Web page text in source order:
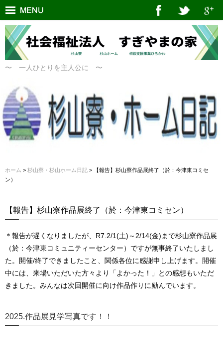
〜 一人ひとりを主人公に 〜
ホーム > 杉山寮・杉山ホーム日記 > 【報告】杉山寮作品展終了（於：今津東コミセ
ン）
【報告】杉山寮作品展終了（於：今津東コミセン）
＊報告が遅くなりましたが、R7.2/1(土)～2/14(金)まで杉山寮作品展
（於：今津東コミュニティーセンター）ですが無事終了いたしまし
た。開催/終了できましたこと、関係各位に感謝申し上げます。開催
中には、来場いただいた方々より「よかった！」との感想もいただ
きました。みんなは次回開催に向け作品作りに励んでいます。
2025.作品展見学写真です！！